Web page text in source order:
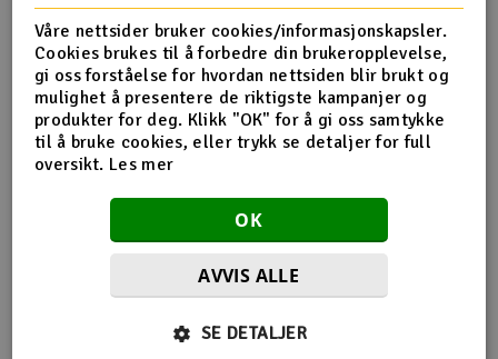
Raketter
Smarthjem, lek & hobby
Solenergi
Verktøy, utstyr & tilbehør
Gavekort
Produktinformasjon
Må sendes i pakke pga. stivheten og lengden. Fraktprisen
kan derfor være noe høy i forhold til produktprisen hvis
produktet bestilles alene. For å sjekke total fraktpris kan
du legge ønskede produkter i handlekurv hvor fraktpris
beregnes automatisk.
Flere så også på
Våre nettsider bruker cookies/informasjonskapsler.
Cookies brukes til å forbedre din brukeropplevelse,
gi oss forståelse for hvordan nettsiden blir brukt og
mulighet å presentere de riktigste kampanjer og
produkter for deg. Klikk "OK" for å gi oss samtykke
til å bruke cookies, eller trykk se detaljer for full
oversikt. Les mer
OK
AVVIS ALLE
SE DETALJER